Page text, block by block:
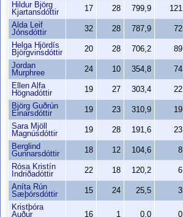
Hildur Björg
Kjartansdóttir
17 28 799,9 121
Alda Leif
Jónsdóttir
32 28 787,9 72
Helga Hjördís
Björgvinsdóttir
20 28 706,2 89
Jordan
Murphree
24 10 354,8 74
Ellen Alfa
Högnadóttir
19 27 303,4 22
Björg Guðrún
Einarsdóttir
19 23 310,9 19
Sara Mjöll
Magnúsdóttir
19 28 191,6 23
Berglind
Gunnarsdóttir
18 12 104,6 8
Rósa Kristín
Indriðadóttir
22 18 120,2 6
Aníta Rún
Sæþórsdóttir
15 24 25,5 3
Kristþóra
Auður
16 1 0,0 0